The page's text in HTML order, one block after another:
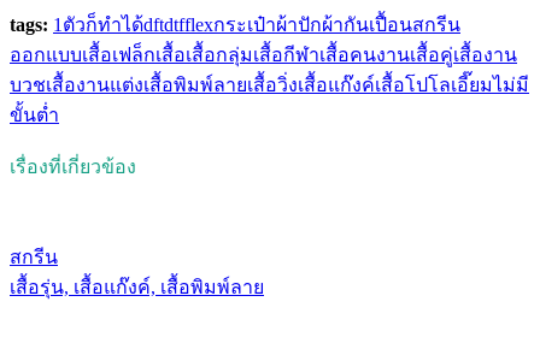
tags: 1ตัวก็ทำได้dftdtfflexกระเป๋าผ้าปักผ้ากันเปื้อนสกรีน
ออกแบบเสื้อเฟล็กเสื้อเสื้อกลุ่มเสื้อกีฬาเสื้อคนงานเสื้อคู่เสื้องาน
บวชเสื้องานแต่งเสื้อพิมพ์ลายเสื้อวิ่งเสื้อแก๊งค์เสื้อโปโลเอี๊ยมไม่มี
ขั้นต่ำ
เรื่องที่เกี่ยวข้อง
สกรีน
เสื้อรุ่น, เสื้อแก๊งค์, เสื้อพิมพ์ลาย